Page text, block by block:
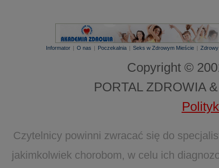
Informator | O nas | Poczekalnia | Seks w Zdrowym Mieście |
Copyright ©
PORTAL ZDROWIA
Czytelnicy powinni zwracać się do
jakimkolwiek chorobom, w celu ich